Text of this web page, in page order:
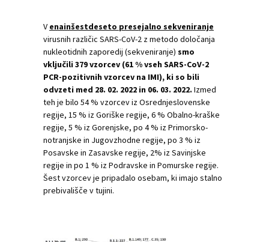
V enainšestdeseto presejalno sekveniranje
virusnih različic SARS-CoV-2 z metodo določanja
nukleotidnih zaporedij (sekveniranje) smo
vključili 379 vzorcev (61 % vseh SARS-CoV-2
PCR-pozitivnih vzorcev na IMI), ki so bili
odvzeti med 28. 02. 2022 in 06. 03. 2022. Izmed
teh je bilo 54 % vzorcev iz Osrednjeslovenske
regije, 15 % iz Goriške regije, 6 % Obalno-kraške
regije, 5 % iz Gorenjske, po 4 % iz Primorsko-
notranjske in Jugovzhodne regije, po 3 % iz
Posavske in Zasavske regije, 2% iz Savinjske
regije in po 1 % iz Podravske in Pomurske regije.
Šest vzorcev je pripadalo osebam, ki imajo stalno
prebivališče v tujini.